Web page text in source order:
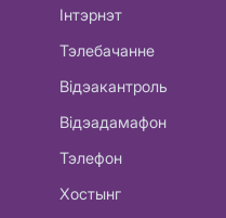
Інтэрнэт
Тэлебачанне
Відэакантроль
Відэадамафон
Тэлефон
Хостынг